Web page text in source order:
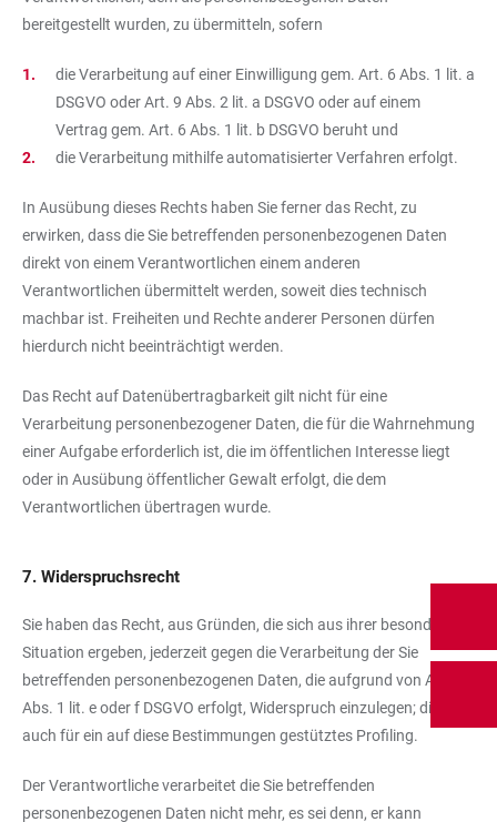
bereitgestellt wurden, zu übermitteln, sofern
die Verarbeitung auf einer Einwilligung gem. Art. 6 Abs. 1 lit. a
DSGVO oder Art. 9 Abs. 2 lit. a DSGVO oder auf einem
Vertrag gem. Art. 6 Abs. 1 lit. b DSGVO beruht und
die Verarbeitung mithilfe automatisierter Verfahren erfolgt.
In Ausübung dieses Rechts haben Sie ferner das Recht, zu
erwirken, dass die Sie betreffenden personenbezogenen Daten
direkt von einem Verantwortlichen einem anderen
Verantwortlichen übermittelt werden, soweit dies technisch
machbar ist. Freiheiten und Rechte anderer Personen dürfen
hierdurch nicht beeinträchtigt werden.
Das Recht auf Datenübertragbarkeit gilt nicht für eine
Verarbeitung personenbezogener Daten, die für die Wahrnehmung
einer Aufgabe erforderlich ist, die im öffentlichen Interesse liegt
oder in Ausübung öffentlicher Gewalt erfolgt, die dem
Verantwortlichen übertragen wurde.
7. Widerspruchsrecht
Sie haben das Recht, aus Gründen, die sich aus ihrer besonderen
Situation ergeben, jederzeit gegen die Verarbeitung der Sie
betreffenden personenbezogenen Daten, die aufgrund von Art. 6
Abs. 1 lit. e oder f DSGVO erfolgt, Widerspruch einzulegen; dies gilt
auch für ein auf diese Bestimmungen gestütztes Profiling.
Der Verantwortliche verarbeitet die Sie betreffenden
personenbezogenen Daten nicht mehr, es sei denn, er kann